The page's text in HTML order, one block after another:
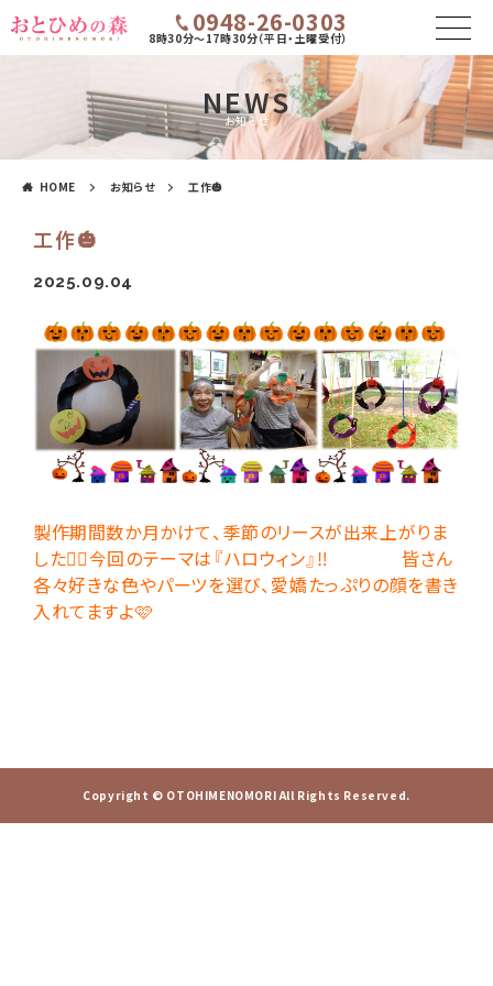
0948-26-0303
8時30分～17時30分（平日・土曜受付）
NEWS
お知らせ
HOME お知らせ 工作🎃
工作🎃
2025.09.04
製作期間数か月かけて、季節のリースが出来上がりま
した👍🏻今回のテーマは『ハロウィン』‼️ 皆さん
各々好きな色やパーツを選び、愛嬌たっぷりの顔を書き
入れてますよ🩷
Copyright © OTOHIMENOMORI All Rights Reserved.